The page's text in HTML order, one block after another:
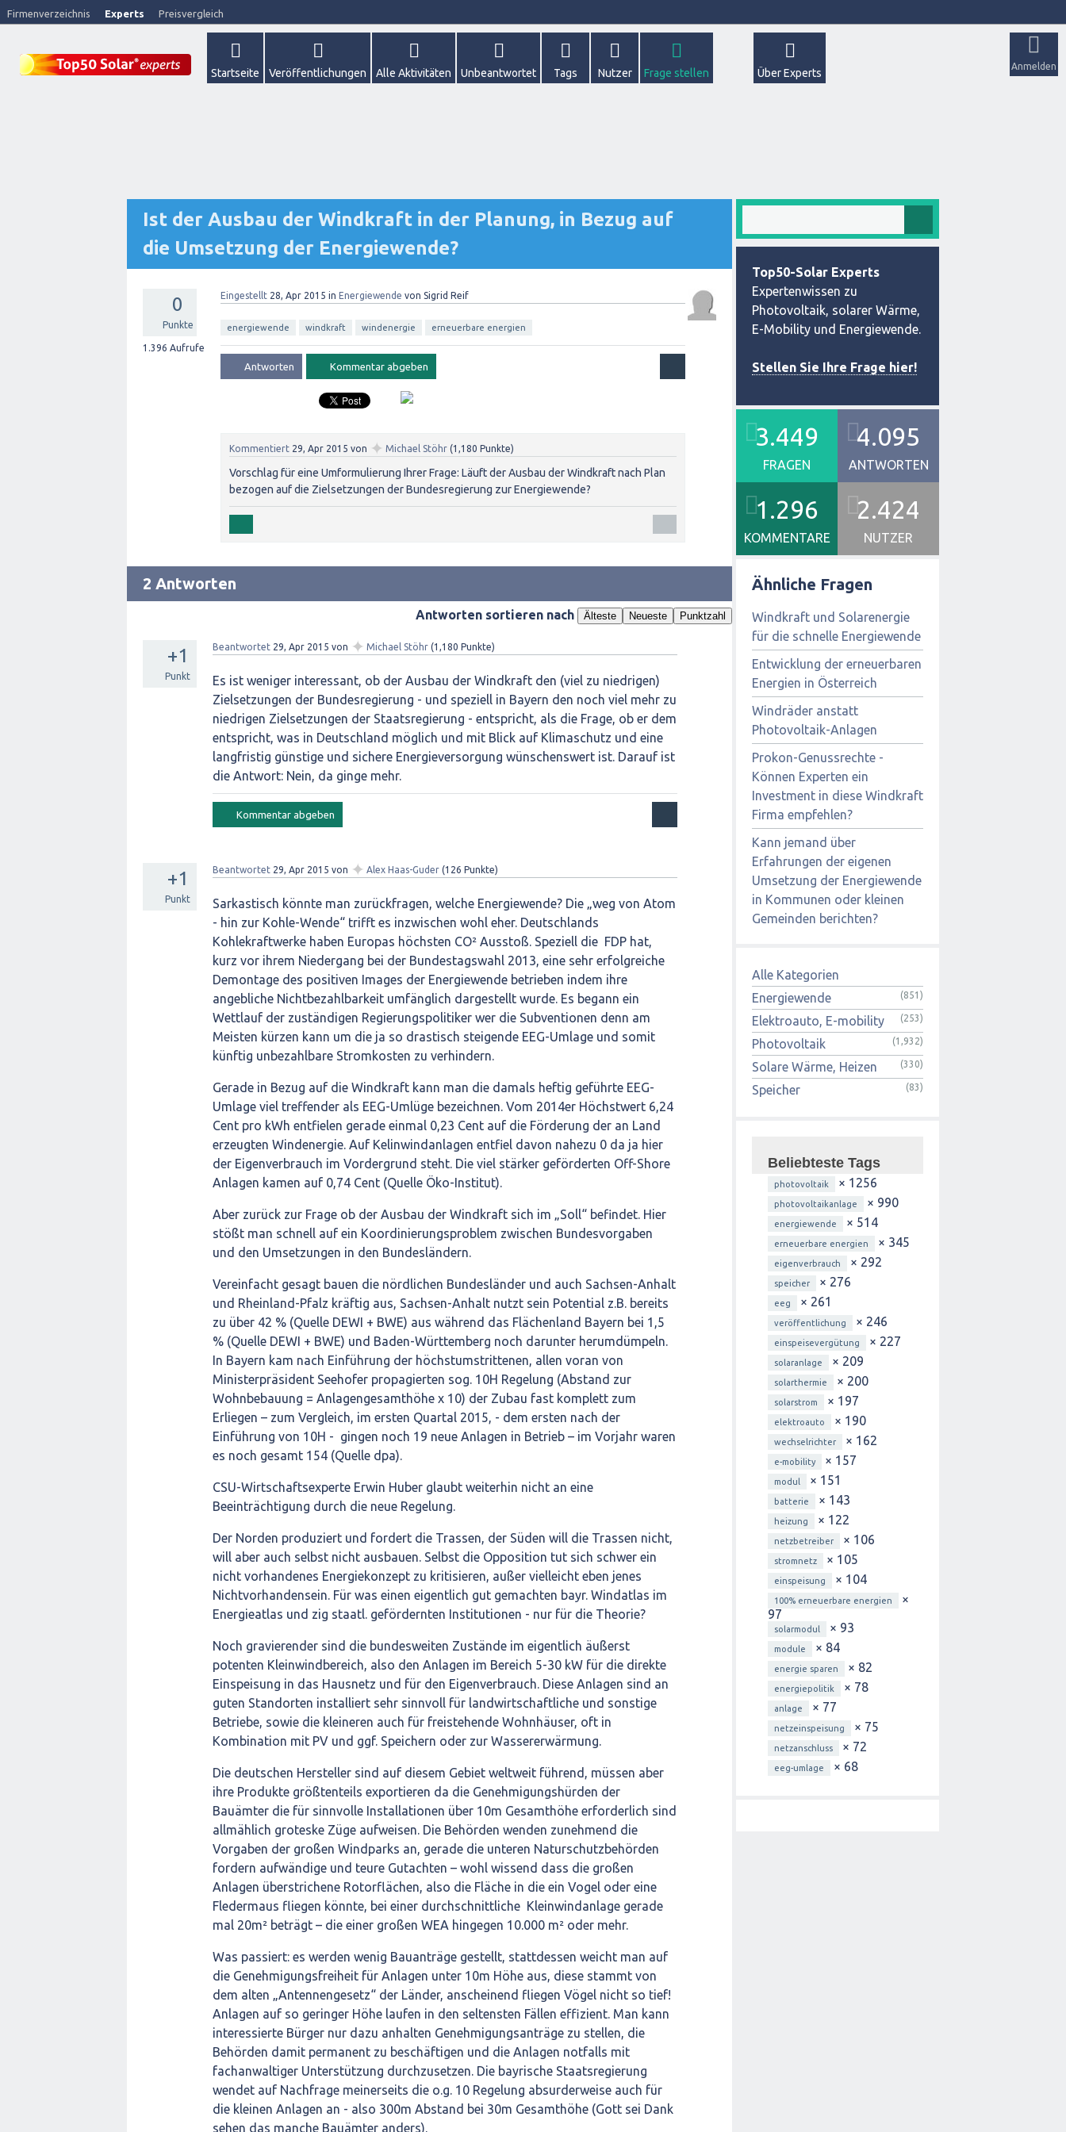
Firmenverzeichnis Experts Preisvergleich
Anmelden
Startseite Veröffentlichungen Alle Aktivitäten Unbeantwortet Tags Nutzer Frage stellen Über Experts
Ist der Ausbau der Windkraft in der Planung, in Bezug auf
die Umsetzung der Energiewende?
0
Punkte
1.396 Aufrufe
Eingestellt 28, Apr 2015 in Energiewende von Sigrid Reif
energiewende windkraft windenergie erneuerbare energien
Kommentiert 29, Apr 2015 von ✦ Michael Stöhr (1,180 Punkte)
Vorschlag für eine Umformulierung Ihrer Frage: Läuft der Ausbau der Windkraft nach Plan
bezogen auf die Zielsetzungen der Bundesregierung zur Energiewende?
2 Antworten
Antworten sortieren nach Älteste Neueste Punktzahl
+1
Punkt
Beantwortet 29, Apr 2015 von ✦ Michael Stöhr (1,180 Punkte)
Es ist weniger interessant, ob der Ausbau der Windkraft den (viel zu niedrigen)
Zielsetzungen der Bundesregierung - und speziell in Bayern den noch viel mehr zu
niedrigen Zielsetzungen der Staatsregierung - entspricht, als die Frage, ob er dem
entspricht, was in Deutschland möglich und mit Blick auf Klimaschutz und eine
langfristig günstige und sichere Energieversorgung wünschenswert ist. Darauf ist
die Antwort: Nein, da ginge mehr.
+1
Punkt
Beantwortet 29, Apr 2015 von ✦ Alex Haas-Guder (126 Punkte)
Sarkastisch könnte man zurückfragen, welche Energiewende? Die „weg von Atom
- hin zur Kohle-Wende“ trifft es inzwischen wohl eher. Deutschlands
Kohlekraftwerke haben Europas höchsten CO² Ausstoß. Speziell die FDP hat,
kurz vor ihrem Niedergang bei der Bundestagswahl 2013, eine sehr erfolgreiche
Demontage des positiven Images der Energiewende betrieben indem ihre
angebliche Nichtbezahlbarkeit umfänglich dargestellt wurde. Es begann ein
Wettlauf der zuständigen Regierungspolitiker wer die Subventionen denn am
Meisten kürzen kann um die ja so drastisch steigende EEG-Umlage und somit
künftig unbezahlbare Stromkosten zu verhindern.
Gerade in Bezug auf die Windkraft kann man die damals heftig geführte EEG-
Umlage viel treffender als EEG-Umlüge bezeichnen. Vom 2014er Höchstwert 6,24
Cent pro kWh entfielen gerade einmal 0,23 Cent auf die Förderung der an Land
erzeugten Windenergie. Auf Kelinwindanlagen entfiel davon nahezu 0 da ja hier
der Eigenverbrauch im Vordergrund steht. Die viel stärker geförderten Off-Shore
Anlagen kamen auf 0,74 Cent (Quelle Öko-Institut).
Aber zurück zur Frage ob der Ausbau der Windkraft sich im „Soll“ befindet. Hier
stößt man schnell auf ein Koordinierungsproblem zwischen Bundesvorgaben
und den Umsetzungen in den Bundesländern.
Vereinfacht gesagt bauen die nördlichen Bundesländer und auch Sachsen-Anhalt
und Rheinland-Pfalz kräftig aus, Sachsen-Anhalt nutzt sein Potential z.B. bereits
zu über 42 % (Quelle DEWI + BWE) aus während das Flächenland Bayern bei 1,5
% (Quelle DEWI + BWE) und Baden-Württemberg noch darunter herumdümpeln.
In Bayern kam nach Einführung der höchstumstrittenen, allen voran von
Ministerpräsident Seehofer propagierten sog. 10H Regelung (Abstand zur
Wohnbebauung = Anlagengesamthöhe x 10) der Zubau fast komplett zum
Erliegen – zum Vergleich, im ersten Quartal 2015, - dem ersten nach der
Einführung von 10H - gingen noch 19 neue Anlagen in Betrieb – im Vorjahr waren
es noch gesamt 154 (Quelle dpa).
CSU-Wirtschaftsexperte Erwin Huber glaubt weiterhin nicht an eine
Beeinträchtigung durch die neue Regelung.
Der Norden produziert und fordert die Trassen, der Süden will die Trassen nicht,
will aber auch selbst nicht ausbauen. Selbst die Opposition tut sich schwer ein
nicht vorhandenes Energiekonzept zu kritisieren, außer vielleicht eben jenes
Nichtvorhandensein. Für was einen eigentlich gut gemachten bayr. Windatlas im
Energieatlas und zig staatl. gefördernten Institutionen - nur für die Theorie?
Noch gravierender sind die bundesweiten Zustände im eigentlich äußerst
potenten Kleinwindbereich, also den Anlagen im Bereich 5-30 kW für die direkte
Einspeisung in das Hausnetz und für den Eigenverbrauch. Diese Anlagen sind an
guten Standorten installiert sehr sinnvoll für landwirtschaftliche und sonstige
Betriebe, sowie die kleineren auch für freistehende Wohnhäuser, oft in
Kombination mit PV und ggf. Speichern oder zur Wassererwärmung.
Die deutschen Hersteller sind auf diesem Gebiet weltweit führend, müssen aber
ihre Produkte größtenteils exportieren da die Genehmigungshürden der
Bauämter die für sinnvolle Installationen über 10m Gesamthöhe erforderlich sind
allmählich groteske Züge aufweisen. Die Behörden wenden zunehmend die
Vorgaben der großen Windparks an, gerade die unteren Naturschutzbehörden
fordern aufwändige und teure Gutachten – wohl wissend dass die großen
Anlagen überstrichene Rotorflächen, also die Fläche in die ein Vogel oder eine
Fledermaus fliegen könnte, bei einer durchschnittliche Kleinwindanlage gerade
mal 20m² beträgt – die einer großen WEA hingegen 10.000 m² oder mehr.
Was passiert: es werden wenig Bauanträge gestellt, stattdessen weicht man auf
die Genehmigungsfreiheit für Anlagen unter 10m Höhe aus, diese stammt von
dem alten „Antennengesetz“ der Länder, anscheinend fliegen Vögel nicht so tief!
Anlagen auf so geringer Höhe laufen in den seltensten Fällen effizient. Man kann
interessierte Bürger nur dazu anhalten Genehmigungsanträge zu stellen, die
Behörden damit permanent zu beschäftigen und die Anlagen notfalls mit
fachanwaltiger Unterstützung durchzusetzen. Die bayrische Staatsregierung
wendet auf Nachfrage meinerseits die o.g. 10 Regelung absurderweise auch für
die kleinen Anlagen an - also 300m Abstand bei 30m Gesamthöhe (Gott sei Dank
sehen das manche Bauämter anders).
Top50-Solar Experts
Expertenwissen zu
Photovoltaik, solarer Wärme,
E-Mobility und Energiewende.
Stellen Sie Ihre Frage hier!
3.449
FRAGEN
4.095
ANTWORTEN
1.296
KOMMENTARE
2.424
NUTZER
Ähnliche Fragen
Windkraft und Solarenergie
für die schnelle Energiewende
Entwicklung der erneuerbaren
Energien in Österreich
Windräder anstatt
Photovoltaik-Anlagen
Prokon-Genussrechte -
Können Experten ein
Investment in diese Windkraft
Firma empfehlen?
Kann jemand über
Erfahrungen der eigenen
Umsetzung der Energiewende
in Kommunen oder kleinen
Gemeinden berichten?
Alle Kategorien
Energiewende
(851)
Elektroauto, E-mobility (253)
Photovoltaik (1,932)
Solare Wärme, Heizen (330)
Speicher (83)
Beliebteste Tags
photovoltaik × 1256
photovoltaikanlage × 990
energiewende × 514
erneuerbare energien × 345
eigenverbrauch × 292
speicher × 276
eeg × 261
veröffentlichung × 246
einspeisevergütung × 227
solaranlage × 209
solarthermie × 200
solarstrom × 197
elektroauto × 190
wechselrichter × 162
e-mobility × 157
modul × 151
batterie × 143
heizung × 122
netzbetreiber × 106
stromnetz × 105
einspeisung × 104
100% erneuerbare energien
×
97
solarmodul × 93
module × 84
energie sparen × 82
energiepolitik × 78
anlage × 77
netzeinspeisung × 75
netzanschluss × 72
eeg-umlage × 68